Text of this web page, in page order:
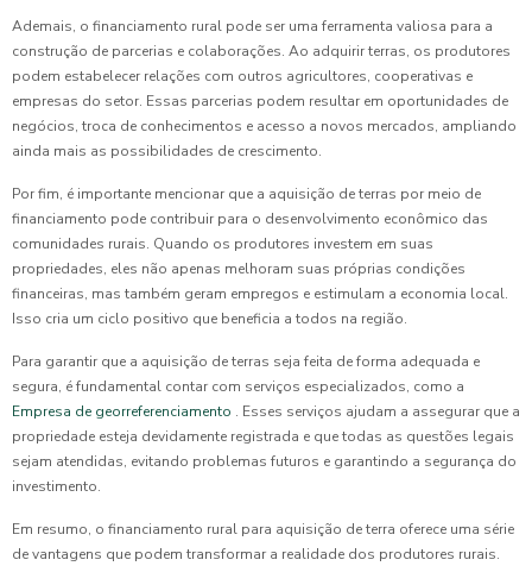
Ademais, o financiamento rural pode ser uma ferramenta valiosa para a
construção de parcerias e colaborações. Ao adquirir terras, os produtores
podem estabelecer relações com outros agricultores, cooperativas e
empresas do setor. Essas parcerias podem resultar em oportunidades de
negócios, troca de conhecimentos e acesso a novos mercados, ampliando
ainda mais as possibilidades de crescimento.
Por fim, é importante mencionar que a aquisição de terras por meio de
financiamento pode contribuir para o desenvolvimento econômico das
comunidades rurais. Quando os produtores investem em suas
propriedades, eles não apenas melhoram suas próprias condições
financeiras, mas também geram empregos e estimulam a economia local.
Isso cria um ciclo positivo que beneficia a todos na região.
Para garantir que a aquisição de terras seja feita de forma adequada e
segura, é fundamental contar com serviços especializados, como a
Empresa de georreferenciamento . Esses serviços ajudam a assegurar que a
propriedade esteja devidamente registrada e que todas as questões legais
sejam atendidas, evitando problemas futuros e garantindo a segurança do
investimento.
Em resumo, o financiamento rural para aquisição de terra oferece uma série
de vantagens que podem transformar a realidade dos produtores rurais.